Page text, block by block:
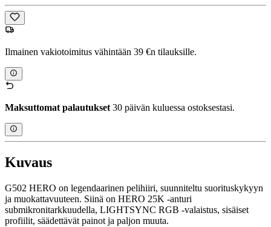
Ilmainen vakiotoimitus vähintään 39 €n tilauksille.
Maksuttomat palautukset 30 päivän kuluessa ostoksestasi.
Kuvaus
G502 HERO on legendaarinen pelihiiri, suunniteltu suorituskykyyn
ja muokattavuuteen. Siinä on HERO 25K -anturi
submikronitarkkuudella, LIGHTSYNC RGB -valaistus, sisäiset
profiilit, säädettävät painot ja paljon muuta.